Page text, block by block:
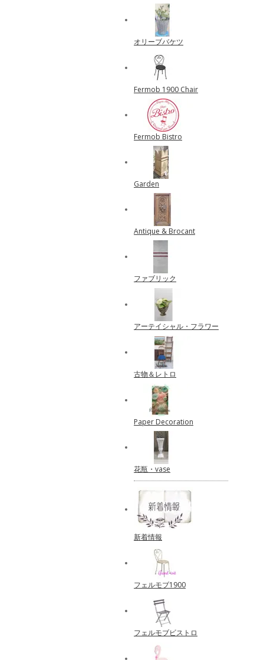
オリーブバケツ
Fermob 1900 Chair
Fermob Bistro
Garden
Antique & Brocant
ファブリック
アーテイシャル・フラワー
古物＆レトロ
Paper Decoration
花瓶・vase
新着情報
フェルモブ1900
フェルモブビストロ